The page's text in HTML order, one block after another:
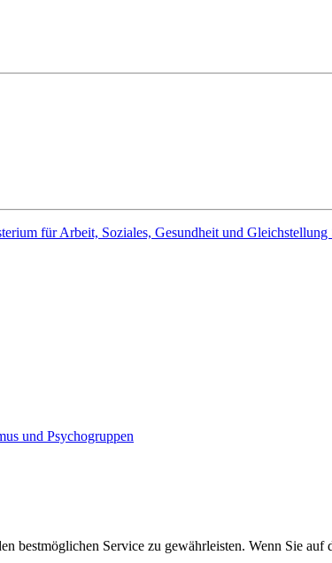
für Arbeit, Soziales, Gesundheit und Gleichstellung
und Psychogruppen
bestmöglichen Service zu gewährleisten. Wenn Sie